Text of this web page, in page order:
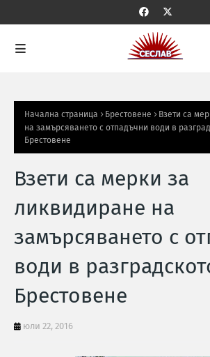
Начална страница Брестовене
Взети са
на замърсяването с отпадъчни води в
Брестовене
Взети са мерки за
ликвидиране на
замърсяването с
води в
Брестовене
юли 22, 2016